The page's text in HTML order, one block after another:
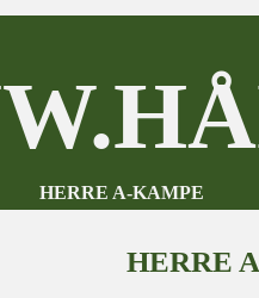
HERRE A-KAMPE
HERRE